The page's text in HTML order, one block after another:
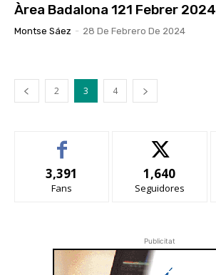
Àrea Badalona 121 Febrer 2024
Montse Sáez - 28 De Febrero De 2024
2 3 4
3,391
Fans
1,640
Seguidores
Publicitat